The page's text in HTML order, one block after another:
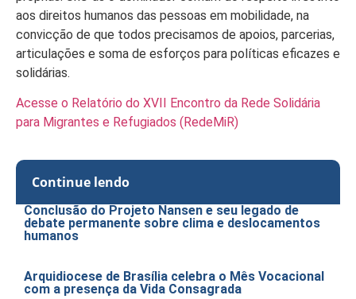
aos direitos humanos das pessoas em mobilidade, na
convicção de que todos precisamos de apoios, parcerias,
articulações e soma de esforços para políticas eficazes e
solidárias.
Acesse o Relatório do XVII Encontro da Rede Solidária
para Migrantes e Refugiados (RedeMiR)
Continue lendo
Conclusão do Projeto Nansen e seu legado de
debate permanente sobre clima e deslocamentos
humanos
Arquidiocese de Brasília celebra o Mês Vocacional
com a presença da Vida Consagrada